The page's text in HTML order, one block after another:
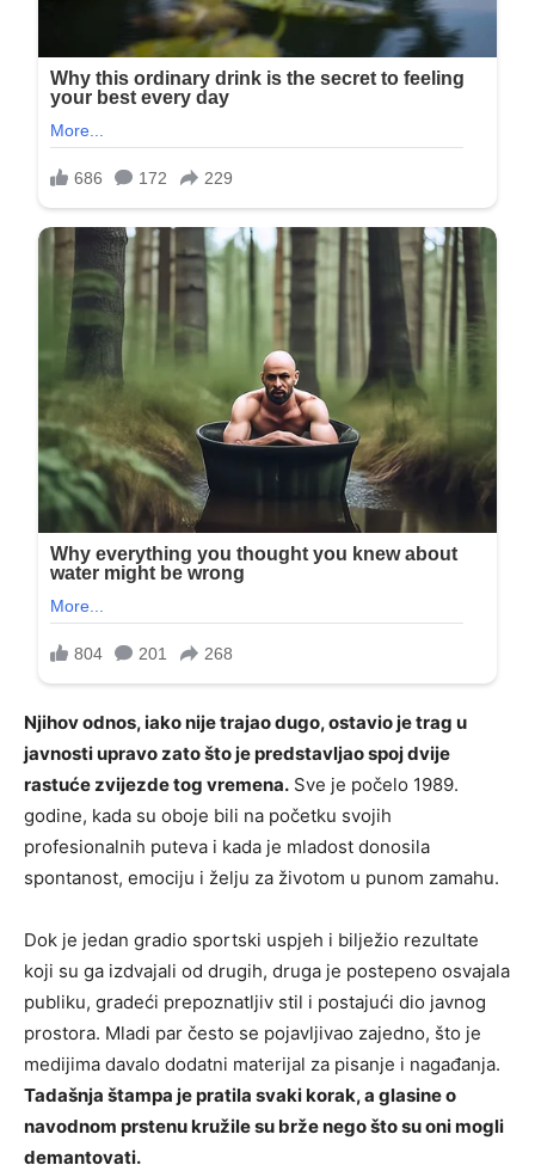
Njihov odnos, iako nije trajao dugo, ostavio je trag u
javnosti upravo zato što je predstavljao spoj dvije
rastuće zvijezde tog vremena. Sve je počelo 1989.
godine, kada su oboje bili na početku svojih
profesionalnih puteva i kada je mladost donosila
spontanost, emociju i želju za životom u punom zamahu.
Dok je jedan gradio sportski uspjeh i bilježio rezultate
koji su ga izdvajali od drugih, druga je postepeno osvajala
publiku, gradeći prepoznatljiv stil i postajući dio javnog
prostora. Mladi par često se pojavljivao zajedno, što je
medijima davalo dodatni materijal za pisanje i nagađanja.
Tadašnja štampa je pratila svaki korak, a glasine o
navodnom prstenu kružile su brže nego što su oni mogli
demantovati.